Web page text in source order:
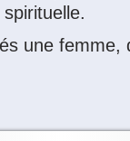
une